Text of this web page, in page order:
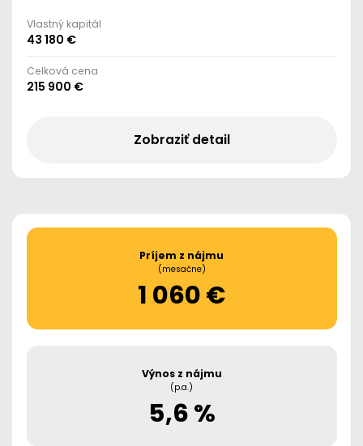
Vlastný kapitál
43 180 €
Celková cena
215 900 €
Zobraziť detail
Príjem z nájmu
(mesačne)
1 060 €
Výnos z nájmu
(p.a.)
5,6 %